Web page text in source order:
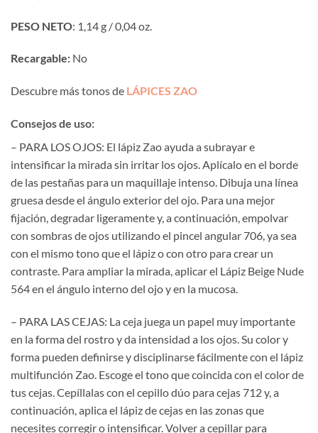
PESO NETO: 1,14 g / 0,04 oz.
Recargable: No
Descubre más tonos de LÁPICES ZAO
Consejos de uso:
– PARA LOS OJOS: El lápiz Zao ayuda a subrayar e
intensificar la mirada sin irritar los ojos. Aplícalo en el borde
de las pestañas para un maquillaje intenso. Dibuja una línea
gruesa desde el ángulo exterior del ojo. Para una mejor
fijación, degradar ligeramente y, a continuación, empolvar
con sombras de ojos utilizando el pincel angular 706, ya sea
con el mismo tono que el lápiz o con otro para crear un
contraste. Para ampliar la mirada, aplicar el Lápiz Beige Nude
564 en el ángulo interno del ojo y en la mucosa.
– PARA LAS CEJAS: La ceja juega un papel muy importante
en la forma del rostro y da intensidad a los ojos. Su color y
forma pueden definirse y disciplinarse fácilmente con el lápiz
multifunción Zao. Escoge el tono que coincida con el color de
tus cejas. Cepíllalas con el cepillo dúo para cejas 712 y, a
continuación, aplica el lápiz de cejas en las zonas que
necesites corregir o intensificar. Volver a cepillar para